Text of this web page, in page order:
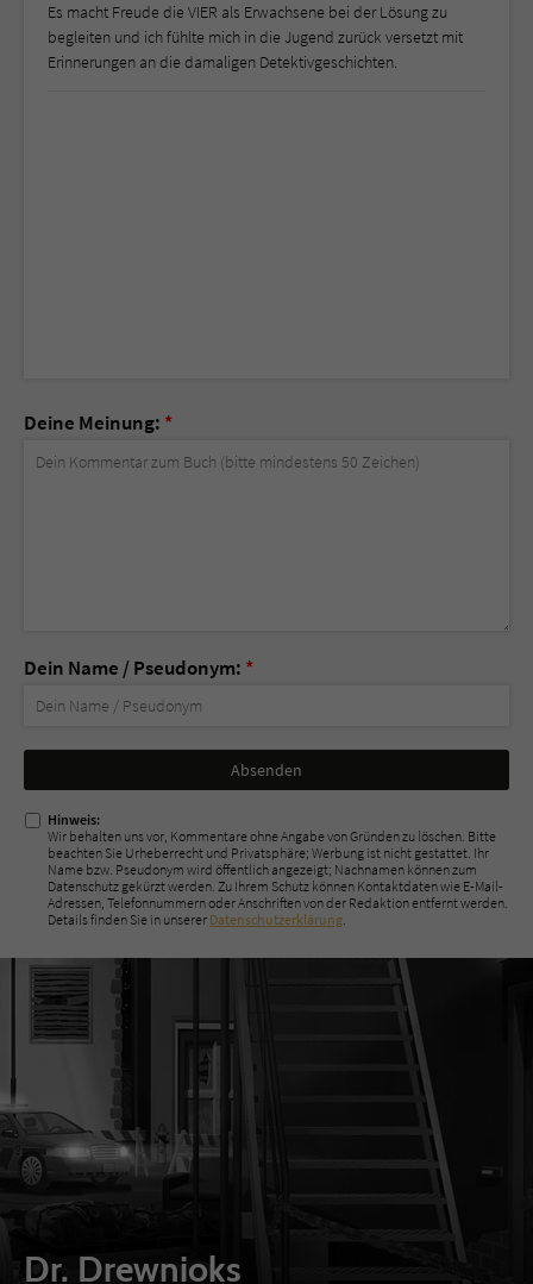
Es macht Freude die VIER als Erwachsene bei der Lösung zu
begleiten und ich fühlte mich in die Jugend zurück versetzt mit
Erinnerungen an die damaligen Detektivgeschichten.
Deine Meinung: *
Dein Name / Pseudonym: *
Nicht
ausfüllen!
Hinweis:
Wir behalten uns vor, Kommentare ohne Angabe von Gründen zu löschen. Bitte
beachten Sie Urheberrecht und Privatsphäre; Werbung ist nicht gestattet. Ihr
Name bzw. Pseudonym wird öffentlich angezeigt; Nachnamen können zum
Datenschutz gekürzt werden. Zu Ihrem Schutz können Kontaktdaten wie E-Mail-
Adressen, Telefonnummern oder Anschriften von der Redaktion entfernt werden.
Details finden Sie in unserer Datenschutzerklärung.
Dr. Drewnioks